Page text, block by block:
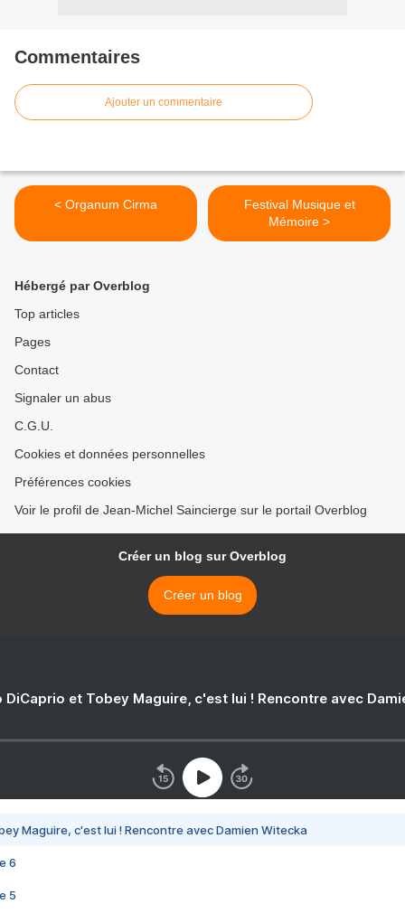
Commentaires
Ajouter un commentaire
< Organum Cirma
Festival Musique et
Mémoire >
Hébergé par Overblog
Top articles
Pages
Contact
Signaler un abus
C.G.U.
Cookies et données personnelles
Préférences cookies
Voir le profil de Jean-Michel Saincierge sur le portail Overblog
Créer un blog sur Overblog
Créer un blog
DiCaprio et Tobey Maguire, c'est lui ! Rencontre avec
Maguire, c'est lui ! Rencontre avec Damien Witecka
6
5